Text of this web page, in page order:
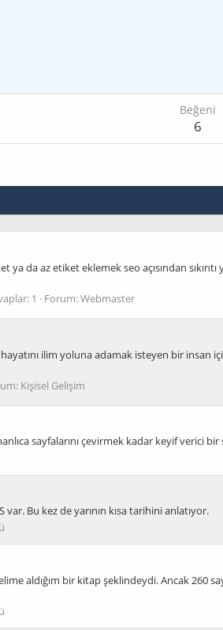
Beğeni
6
ya da az etiket eklemek seo açısından
1 Forum:Webmaster
ilim yoluna adamak isteyen bir insan
Kişisel Gelişim
sayfalarını çevirmek kadar keyif verici
Bu kez de yarının kısa tarihini anlatıyor.
aldığım bir kitap şeklindeydi. Ancak